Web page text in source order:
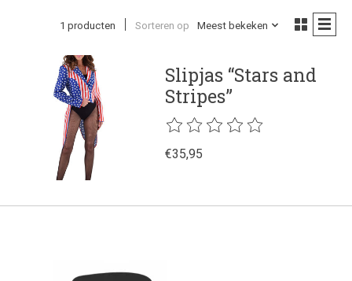
1 producten Sorteren op Meest bekeken
Slipjas “Stars and
Stripes”
De beoordeling van dit product is
€35,95